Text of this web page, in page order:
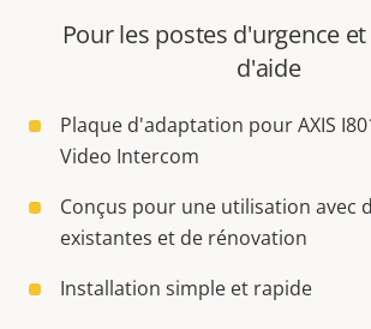
Pour les postes d'urgence
d'aide
Plaque d'adaptation pour AXIS
Video Intercom
Conçus pour une utilisation avec
existantes et de rénovation
Installation simple et rapide